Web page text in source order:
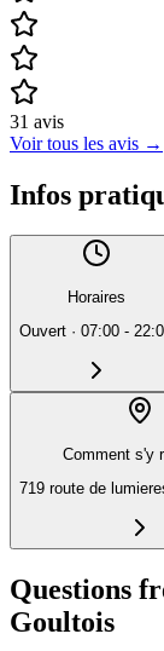
31 avis
Voir tous les avis →
Infos
Horaires
Ouvert · 07:00 -
Comment s'y
719 route de
Questions
Goultois